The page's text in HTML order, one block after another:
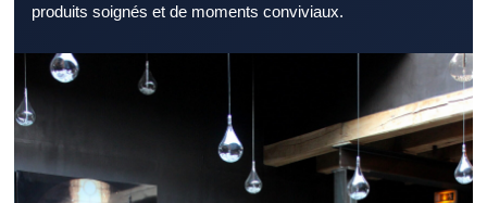
produits soignés et de moments conviviaux.
Explorer un Restaurant Val de Marne attractif permet de
combiner saveurs, service et confort. Un Restaurant Val de
Marne intéresse de nombreux gourmands à la recherche d’une
bonne table. Le confort d’un Restaurant Val de Marne améliore
nettement le moment passé à table. La variété proposée par un
Restaurant Val de Marne constitue un véritable atout. La
sélection des ingrédients valorise immédiatement un Restaurant